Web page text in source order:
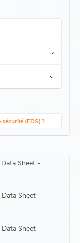
sécurité (FDS) ?
Sheet -
Sheet -
Sheet -